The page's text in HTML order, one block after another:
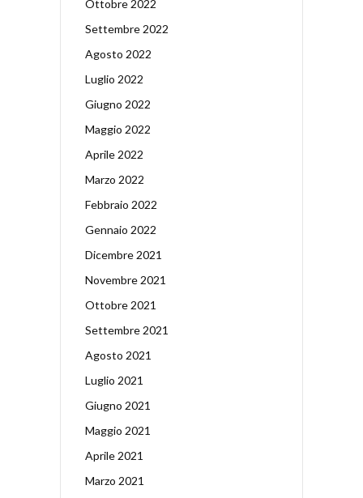
Ottobre 2022
Settembre 2022
Agosto 2022
Luglio 2022
Giugno 2022
Maggio 2022
Aprile 2022
Marzo 2022
Febbraio 2022
Gennaio 2022
Dicembre 2021
Novembre 2021
Ottobre 2021
Settembre 2021
Agosto 2021
Luglio 2021
Giugno 2021
Maggio 2021
Aprile 2021
Marzo 2021